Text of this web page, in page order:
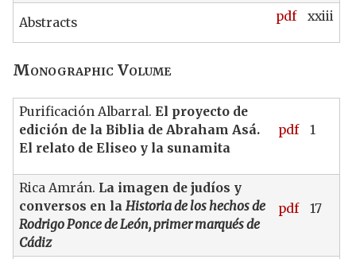
Abstracts pdf xxiii
Monographic Volume
Purificación Albarral. El proyecto de
edición de la Biblia de Abraham Asá.
El relato de Eliseo y la sunamita
pdf 1
Rica Amrán. La imagen de judíos y
conversos en la Historia de los hechos de
Rodrigo Ponce de León, primer marqués de
Cádiz
pdf 17